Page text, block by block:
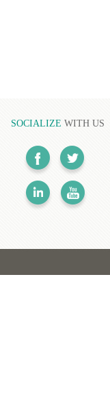
SOCIALIZE WITH US